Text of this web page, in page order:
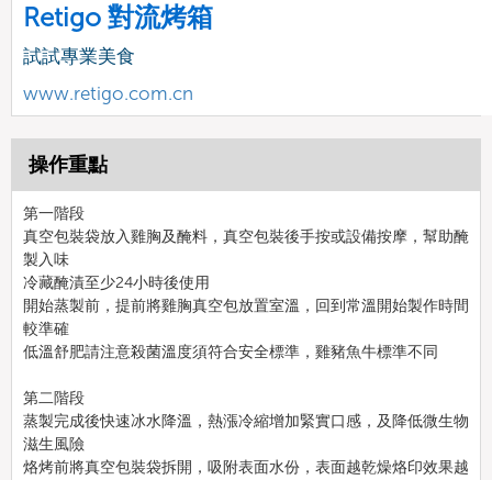
Retigo 對流烤箱
試試專業美食
www.retigo.com.cn
操作重點
第一階段
真空包裝袋放入雞胸及醃料，真空包裝後手按或設備按摩，幫助醃
製入味
冷藏醃漬至少24小時後使用
開始蒸製前，提前將雞胸真空包放置室溫，回到常溫開始製作時間
較準確
低溫舒肥請注意殺菌溫度須符合安全標準，雞豬魚牛標準不同
第二階段
蒸製完成後快速冰水降溫，熱漲冷縮增加緊實口感，及降低微生物
滋生風險
烙烤前將真空包裝袋拆開，吸附表面水份，表面越乾燥烙印效果越